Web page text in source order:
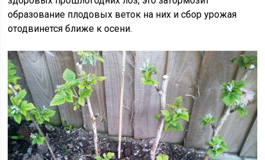
образование плодовых веток на них и сбор урожая
отодвинется ближе к осени.